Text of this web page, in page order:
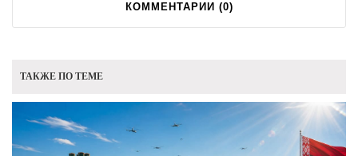
КОММЕНТАРИИ (0)
ТАКЖЕ ПО ТЕМЕ